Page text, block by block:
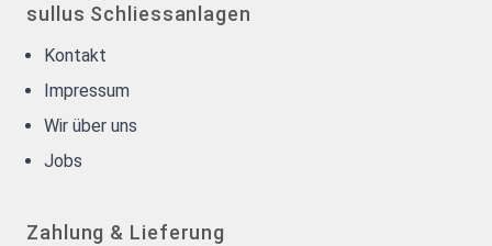
sullus Schliessanlagen
Kontakt
Impressum
Wir über uns
Jobs
Zahlung & Lieferung